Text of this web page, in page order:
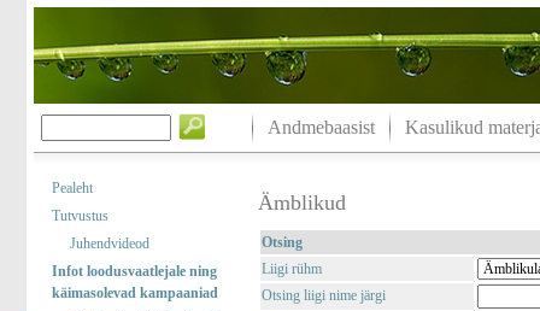
Andmebaasist Kasulikud
Pealeht
Tutvustus
Juhendvideod
Infot loodusvaatlejale ning
käimasolevad kampaaniad
Ämblikud
Otsing
Liigi rühm
Otsing liigi nime järgi